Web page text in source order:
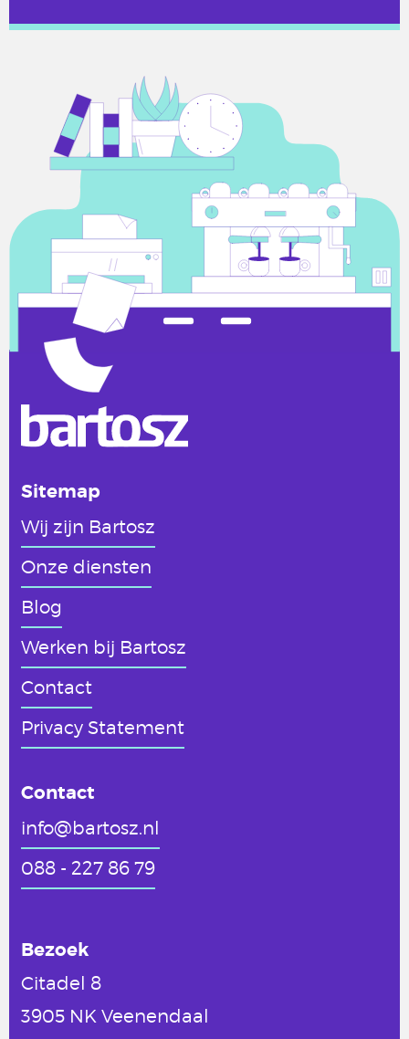
Sitemap
Wij zijn Bartosz
Onze diensten
Blog
Werken bij Bartosz
Contact
Privacy Statement
Contact
info@bartosz.nl
088 - 227 86 79
Bezoek
Citadel 8
3905 NK Veenendaal